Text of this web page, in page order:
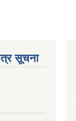
सूचना